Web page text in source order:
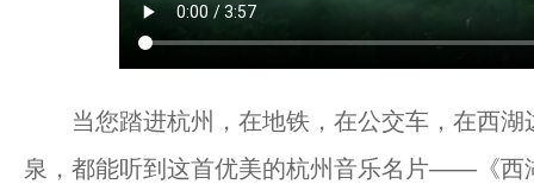
当您踏进杭州，在地铁，在公交车，在西
泉，都能听到这首优美的杭州音乐名片——《西